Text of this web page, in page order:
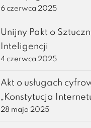
6 czerwca 2025
Unijny Pakt o
Inteligencji
4 czerwca 2025
Akt o usługach
„Konstytucja
28 maja 2025